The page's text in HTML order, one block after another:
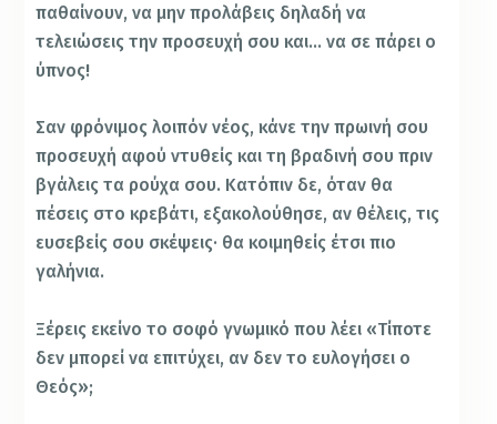
παθαίνουν, να μην προλάβεις δηλαδή να
τελειώσεις την προσευχή σου και… να σε πάρει ο
ύπνος!
Σαν φρόνιμος λοιπόν νέος, κάνε την πρωινή σου
προσευχή αφού ντυθείς και τη βραδινή σου πριν
βγάλεις τα ρούχα σου. Κατόπιν δε, όταν θα
πέσεις στο κρεβάτι, εξακολούθησε, αν θέλεις, τις
ευσεβείς σου σκέψεις· θα κοιμηθείς έτσι πιο
γαλήνια.
Ξέρεις εκείνο το σοφό γνωμικό που λέει «Τίποτε
δεν μπορεί να επιτύχει, αν δεν το ευλογήσει ο
Θεός»;